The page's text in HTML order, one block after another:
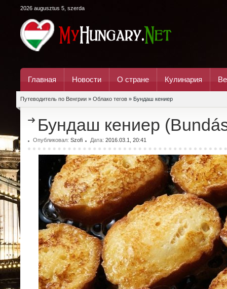
2026 augusztus 5, szerda
Главная Новости О стране Кулинария
Путеводитель по Венгрии » Облако тегов » Бундаш кениер
Бундаш кениер
Опубликовал: Szofi Дата: 2016.03.1, 20:41